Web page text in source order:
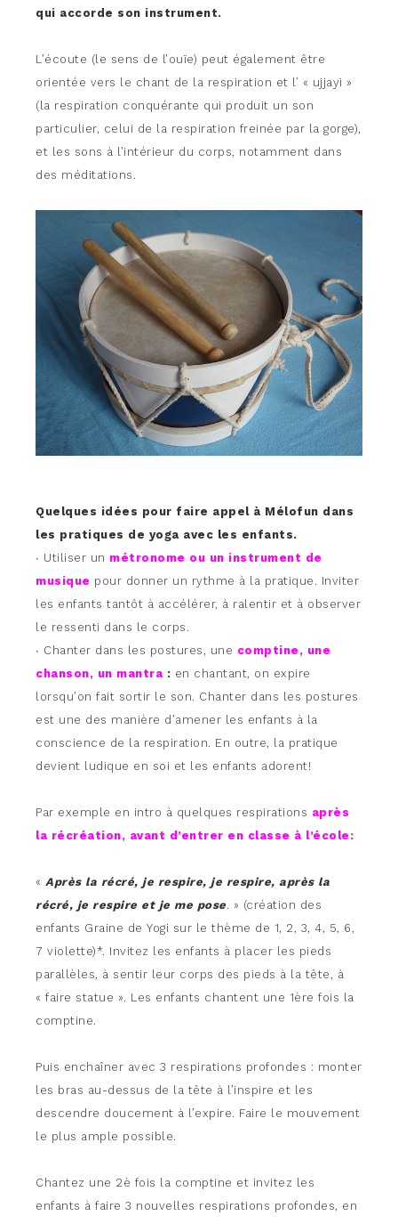
qui accorde son instrument.
L’écoute (le sens de l’ouïe) peut également être
orientée vers le chant de la respiration et l’ « ujjayi »
(la respiration conquérante qui produit un son
particulier, celui de la respiration freinée par la gorge),
et les sons à l’intérieur du corps, notamment dans
des méditations.
Quelques idées pour faire appel à Mélofun dans
les pratiques de yoga avec les enfants.
∙ Utiliser un métronome ou un instrument de
musique pour donner un rythme à la pratique. Inviter
les enfants tantôt à accélérer, à ralentir et à observer
le ressenti dans le corps.
∙ Chanter dans les postures, une comptine, une
chanson, un mantra : en chantant, on expire
lorsqu’on fait sortir le son. Chanter dans les postures
est une des manière d’amener les enfants à la
conscience de la respiration. En outre, la pratique
devient ludique en soi et les enfants adorent!
Par exemple en intro à quelques respirations après
la récréation, avant d’entrer en classe à l’école:
« Après la récré, je respire, je respire, après la
récré, je respire et je me pose. » (création des
enfants Graine de Yogi sur le thème de 1, 2, 3, 4, 5, 6,
7 violette)*. Invitez les enfants à placer les pieds
parallèles, à sentir leur corps des pieds à la tête, à
« faire statue ». Les enfants chantent une 1ère fois la
comptine.
Puis enchaîner avec 3 respirations profondes : monter
les bras au-dessus de la tête à l’inspire et les
descendre doucement à l’expire. Faire le mouvement
le plus ample possible.
Chantez une 2è fois la comptine et invitez les
enfants à faire 3 nouvelles respirations profondes, en